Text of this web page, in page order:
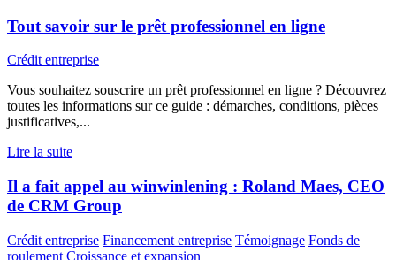
Tout savoir sur le prêt professionnel en ligne
Crédit entreprise
Vous souhaitez souscrire un prêt professionnel en ligne ? Découvrez
toutes les informations sur ce guide : démarches, conditions, pièces
justificatives,...
Lire la suite
Il a fait appel au winwinlening : Roland Maes, CEO
de CRM Group
Crédit entreprise Financement entreprise Témoignage Fonds de
roulement Croissance et expansion